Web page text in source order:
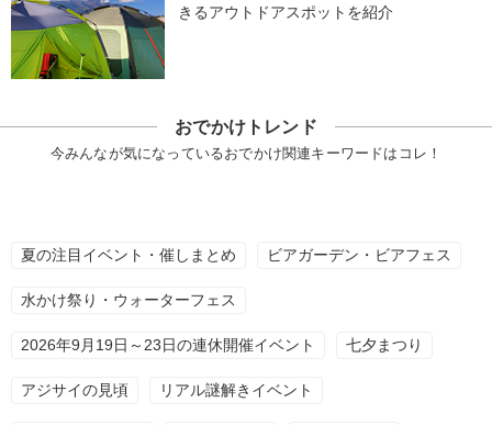
きるアウトドアスポットを紹介
おでかけトレンド
今みんなが気になっているおでかけ関連キーワードはコレ！
夏の注目イベント・催しまとめ ビアガーデン・ビアフェス
水かけ祭り・ウォーターフェス
2026年9月19日～23日の連休開催イベント 七夕まつり
アジサイの見頃 リアル謎解きイベント